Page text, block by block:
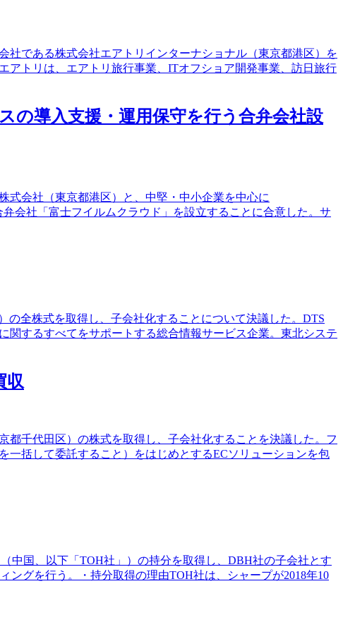
社である株式会社エアトリインターナショナル（東京都港区）を
アトリは、エアトリ旅行事業、ITオフショア開発事業、訪日旅行
の導入支援・運用保守を行う合弁会社設
式会社（東京都港区）と、中堅・中小企業を中心に
会社「富士フイルムクラウド」を設立することに合意した。サ
の全株式を取得し、子会社化することについて決議した。DTS
するすべてをサポートする総合情報サービス企業。東北システ
収
都千代田区）の株式を取得し、子会社化することを決議した。フ
一括して委託すること）をはじめとするECソリューションを包
中国、以下「TOH社」）の持分を取得し、DBH社の子会社とす
グを行う。・持分取得の理由TOH社は、シャープが2018年10